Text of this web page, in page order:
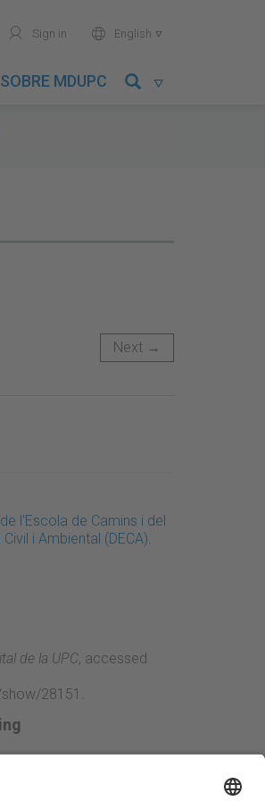
user Sign in world English 
SOBRE MDUPC 
Next →
l'Escola de Camins i del
i Ambiental (DECA).
de la UPC, accessed
28151